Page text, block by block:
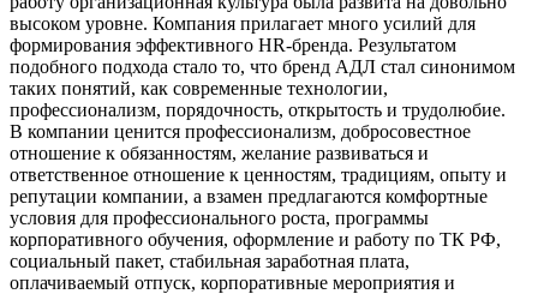
высоком уровне. Компания прилагает много усилий для
формирования эффективного HR-бренда. Результатом
подобного подхода стало то, что бренд АДЛ стал синонимом
таких понятий, как современные технологии,
профессионализм, порядочность, открытость и трудолюбие.
В компании ценится профессионализм, добросовестное
отношение к обязанностям, желание развиваться и
ответственное отношение к ценностям, традициям, опыту и
репутации компании, а взамен предлагаются комфортные
условия для профессионального роста, программы
корпоративного обучения, оформление и работу по ТК РФ,
социальный пакет, стабильная заработная плата,
оплачиваемый отпуск, корпоративные мероприятия и